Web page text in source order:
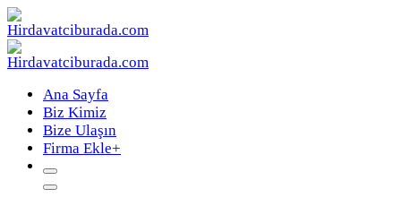
Ana Sayfa
Biz Kimiz
Bize Ulaşın
Firma Ekle+